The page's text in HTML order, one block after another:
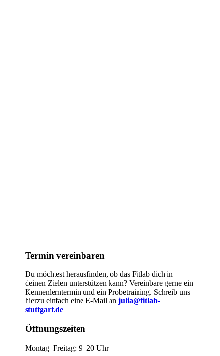
Termin vereinbaren
Du möchtest herausfinden, ob das Fitlab dich in
deinen Zielen unterstützen kann? Vereinbare gerne ein
Kennenlerntermin und ein Probetraining. Schreib uns
hierzu einfach eine E-Mail anjulia@fitlab-
stuttgart.de
Öffnungszeiten
Montag–Freitag: 9–20 Uhr